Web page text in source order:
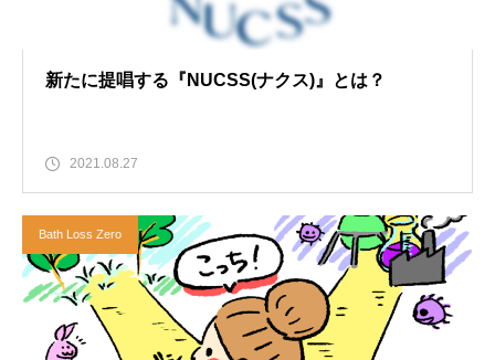
新たに提唱する『NUCSS(ナクス)』とは？
2021.08.27
Bath Loss Zero